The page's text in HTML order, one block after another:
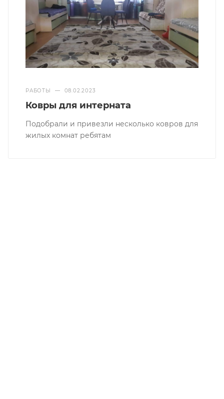
РАБОТЫ — 08.02.2023
Ковры для интерната
Подобрали и привезли несколько ковров для
жилых комнат ребятам